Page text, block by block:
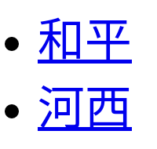
和平
河西